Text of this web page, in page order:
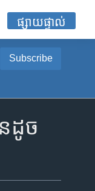
ផ្សាយផ្ទាល់
Subscribe
ដូច